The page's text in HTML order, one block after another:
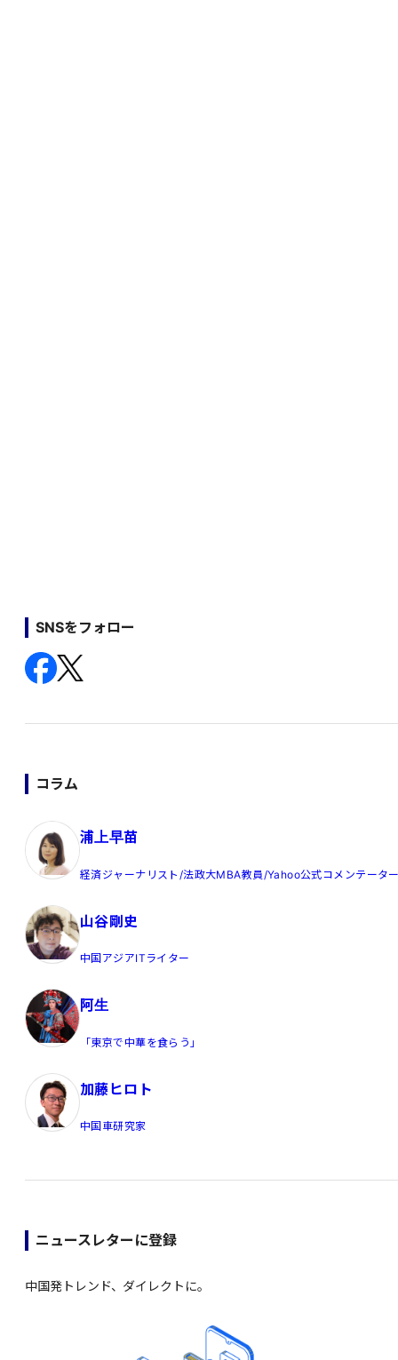
SNSをフォロー
コラム
浦上早苗
経済ジャーナリスト/法政大MBA教員/Yahoo公式コメンテータ
山谷剛史
中国アジアITライター
阿生
「東京で中華を食らう」
加藤ヒロト
中国車研究家
ニュースレターに登録
中国発トレンド、ダイレクトに。